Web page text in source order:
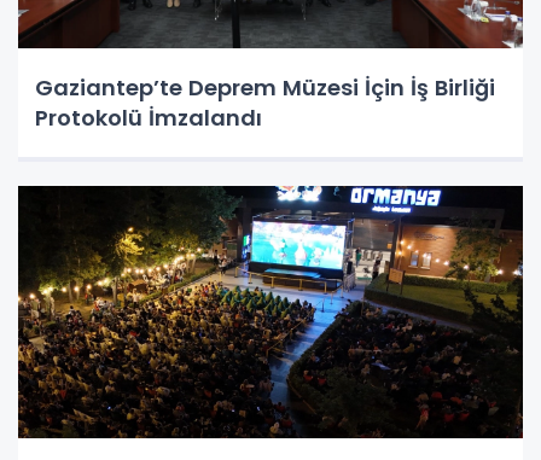
Gaziantep’te Deprem Müzesi İçin İş Birliği
Protokolü İmzalandı